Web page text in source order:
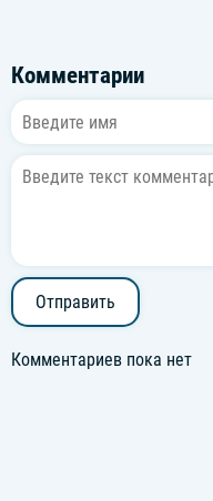
Комментарии
Отправить
Комментариев пока нет